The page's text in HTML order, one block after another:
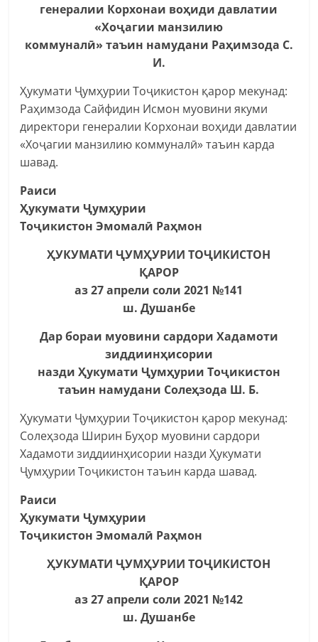
генералии Корхонаи воҳиди давлатии
«Хоҷагии манзилию
коммуналӣ» таъин намудани Раҳимзода С.
И.
Ҳукумати Ҷумҳурии Тоҷикистон қарор мекунад:
Раҳимзода Сайфидин Исмон муовини якуми
директори генералии Корхонаи воҳиди давлатии
«Хоҷагии манзилию коммуналӣ» таъин карда
шавад.
Раиси
Ҳукумати Ҷумҳурии
Тоҷикистон Эмомалӣ Раҳмон
ҲУКУМАТИ ҶУМҲУРИИ ТОҶИКИСТОН
ҚАРОР
аз 27 апрели соли 2021 №141
ш. Душанбе
Дар бораи муовини сардори Хадамоти
зиддиинҳисории
назди Ҳукумати Ҷумҳурии Тоҷикистон
таъин намудани Солеҳзода Ш. Б.
Ҳукумати Ҷумҳурии Тоҷикистон қарор мекунад:
Солеҳзода Ширин Буҳор муовини сардори
Хадамоти зиддиинҳисории назди Ҳукумати
Ҷумҳурии Тоҷикистон таъин карда шавад.
Раиси
Ҳукумати Ҷумҳурии
Тоҷикистон Эмомалӣ Раҳмон
ҲУКУМАТИ ҶУМҲУРИИ ТОҶИКИСТОН
ҚАРОР
аз 27 апрели соли 2021 №142
ш. Душанбе